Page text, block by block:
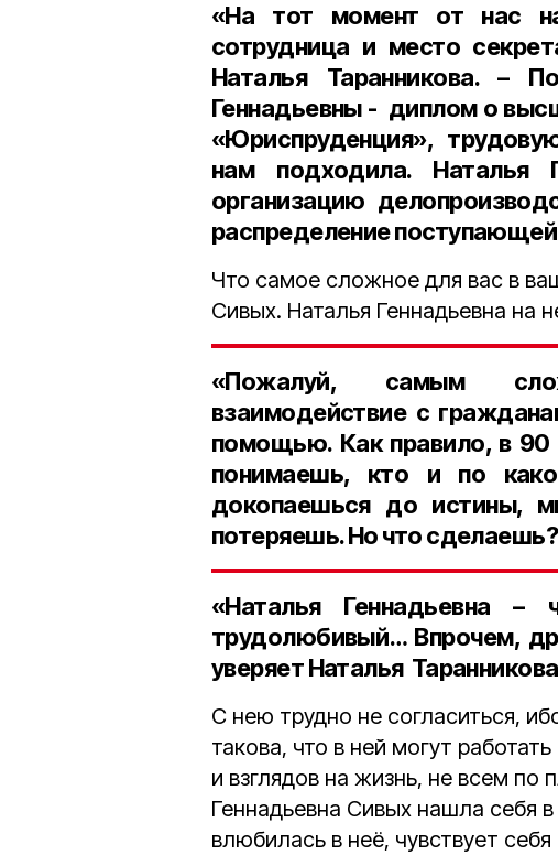
«На тот момент от нас
сотрудница и место
Наталья Таранникова. –
Геннадьевны - диплом о
«Юриспруденция»,
нам подходила. Наталья
организацию
распределение
Что самое сложное для вас в
Сивых. Наталья Геннадьевна на
«Пожалуй, самым
взаимодействие с
помощью. Как правило, в 90
понимаешь, кто и по
докопаешься до истины,
потеряешь. Но что
«Наталья Геннадьевна –
трудолюбивый… Впрочем,
уверяет Наталья
С нею трудно не согласиться,
такова, что в ней могут
и взглядов на жизнь, не всем по
Геннадьевна Сивых нашла себя
влюбилась в неё, чувствует